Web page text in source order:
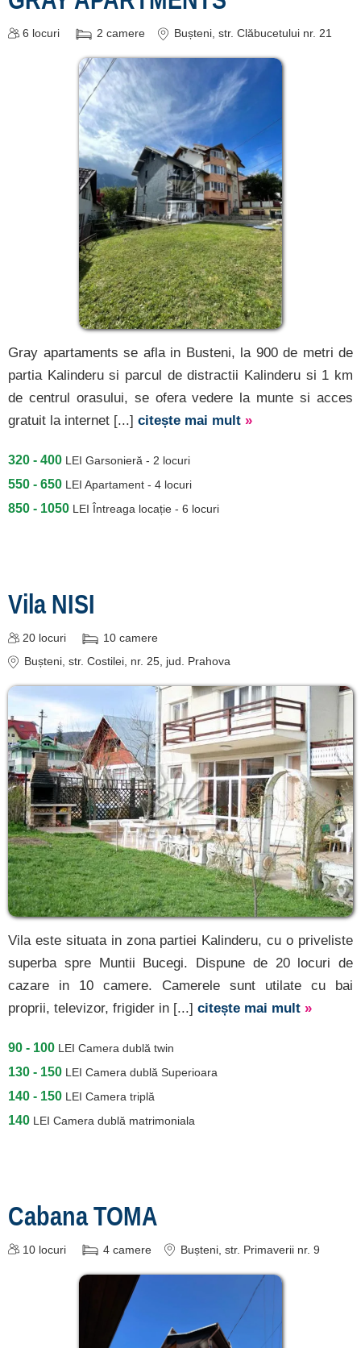
6 locuri 2 camere Bușteni, str. Clăbucetului nr. 21
Gray apartaments se afla in Busteni, la 900 de metri de
partia Kalinderu si parcul de distractii Kalinderu si 1 km
de centrul orasului, se ofera vedere la munte si acces
gratuit la internet [...] citește mai mult »
320 - 400 LEI Garsonieră - 2 locuri
550 - 650 LEI Apartament - 4 locuri
850 - 1050 LEI Întreaga locație - 6 locuri
Vila NISI
20 locuri 10 camere
Bușteni, str. Costilei, nr. 25, jud. Prahova
Vila este situata in zona partiei Kalinderu, cu o priveliste
superba spre Muntii Bucegi. Dispune de 20 locuri de
cazare in 10 camere. Camerele sunt utilate cu bai
proprii, televizor, frigider in [...] citește mai mult »
90 - 100 LEI Camera dublă twin
130 - 150 LEI Camera dublă Superioara
140 - 150 LEI Camera triplă
140 LEI Camera dublă matrimoniala
Cabana TOMA
10 locuri 4 camere Bușteni , str. Primaverii nr. 9